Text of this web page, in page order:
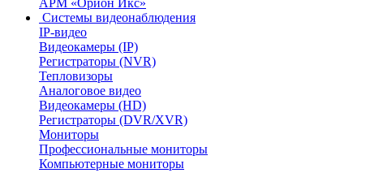
АРМ «Орион Икс»
Системы видеонаблюдения
IP-видео
Видеокамеры (IP)
Регистраторы (NVR)
Тепловизоры
Аналоговое видео
Видеокамеры (HD)
Регистраторы (DVR/XVR)
Мониторы
Профессиональные мониторы
Компьютерные мониторы